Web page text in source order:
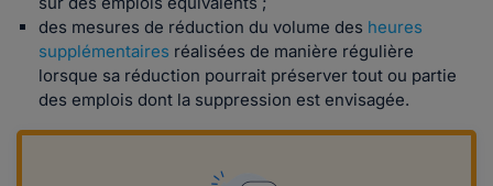
des mesures de réduction du volume des heures
supplémentaires réalisées de manière régulière
lorsque sa réduction pourrait préserver tout ou partie
des emplois dont la suppression est envisagée.